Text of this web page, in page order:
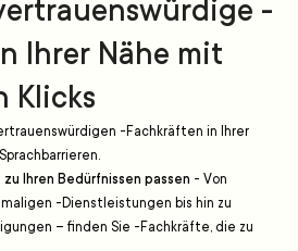
-
Ihrer Nähe mit
Klicks
-Fachkräften in Ihrer
Ihren Bedürfnissen passen - Von
-Dienstleistungen bis hin zu
– finden Sie -Fachkräfte, die zu